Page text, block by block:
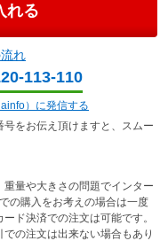
れ
113-110
）に発信する
をお伝え頂けますと、スムー
量や大きさの問題でインター
の購入をお考えの場合は一度
ド決済での注文は可能です。
の注文は出来ない場合もあり